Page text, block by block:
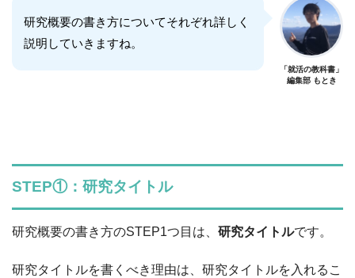
研究概要の書き方についてそれぞれ詳しく
説明していきますね。
「就活の教科書」
編集部 もとき
STEP①：研究タイトル
研究概要の書き方のSTEP1つ目は、 研究タイトルです。
研究タイトルを書くべき理由は、研究タイトルを入れるこ